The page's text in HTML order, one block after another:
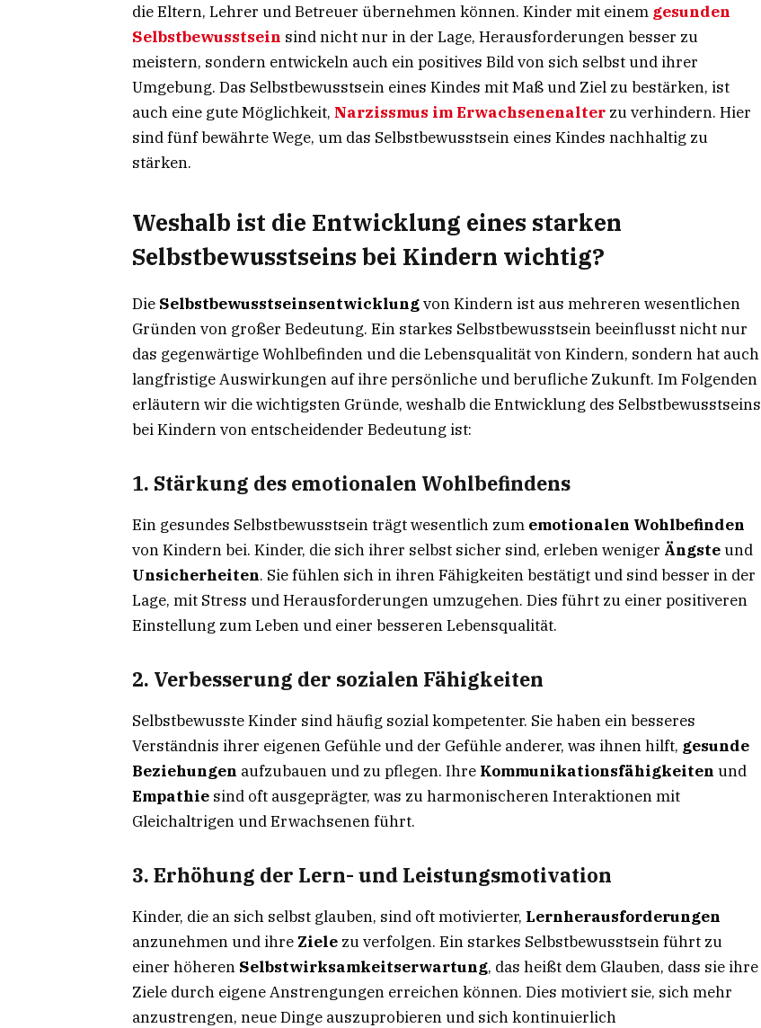
die Eltern, Lehrer und Betreuer übernehmen können. Kinder mit einem gesunden
Selbstbewusstsein sind nicht nur in der Lage, Herausforderungen besser zu
meistern, sondern entwickeln auch ein positives Bild von sich selbst und ihrer
Umgebung. Das Selbstbewusstsein eines Kindes mit Maß und Ziel zu bestärken, ist
auch eine gute Möglichkeit, Narzissmus im Erwachsenenalter zu verhindern. Hier
sind fünf bewährte Wege, um das Selbstbewusstsein eines Kindes nachhaltig zu
stärken.
Weshalb ist die Entwicklung eines starken
Selbstbewusstseins bei Kindern wichtig?
Die Selbstbewusstseinsentwicklungvon Kindern ist aus mehreren wesentlichen
Gründen von großer Bedeutung. Ein starkes Selbstbewusstsein beeinflusst nicht nur
das gegenwärtige Wohlbefinden und die Lebensqualität von Kindern, sondern hat auch
langfristige Auswirkungen auf ihre persönliche und berufliche Zukunft. Im Folgenden
erläutern wir die wichtigsten Gründe, weshalb die Entwicklung des Selbstbewusstseins
bei Kindern von entscheidender Bedeutung ist:
1. Stärkung des emotionalen Wohlbefindens
Ein gesundes Selbstbewusstsein trägt wesentlich zum emotionalen Wohlbefinden
von Kindern bei. Kinder, die sich ihrer selbst sicher sind, erleben weniger Ängsteund
Unsicherheiten. Sie fühlen sich in ihren Fähigkeiten bestätigt und sind besser in der
Lage, mit Stress und Herausforderungen umzugehen. Dies führt zu einer positiveren
Einstellung zum Leben und einer besseren Lebensqualität.
2. Verbesserung der sozialen Fähigkeiten
Selbstbewusste Kinder sind häufig sozial kompetenter. Sie haben ein besseres
Verständnis ihrer eigenen Gefühle und der Gefühle anderer, was ihnen hilft, gesunde
Beziehungen aufzubauen und zu pflegen. Ihre Kommunikationsfähigkeiten und
Empathie sind oft ausgeprägter, was zu harmonischeren Interaktionen mit
Gleichaltrigen und Erwachsenen führt.
3. Erhöhung der Lern- und Leistungsmotivation
Kinder, die an sich selbst glauben, sind oft motivierter, Lernherausforderungen
anzunehmen und ihre Ziele zu verfolgen. Ein starkes Selbstbewusstsein führt zu
einer höheren Selbstwirksamkeitserwartung, das heißt dem Glauben, dass sie ihre
Ziele durch eigene Anstrengungen erreichen können. Dies motiviert sie, sich mehr
anzustrengen, neue Dinge auszuprobieren und sich kontinuierlich